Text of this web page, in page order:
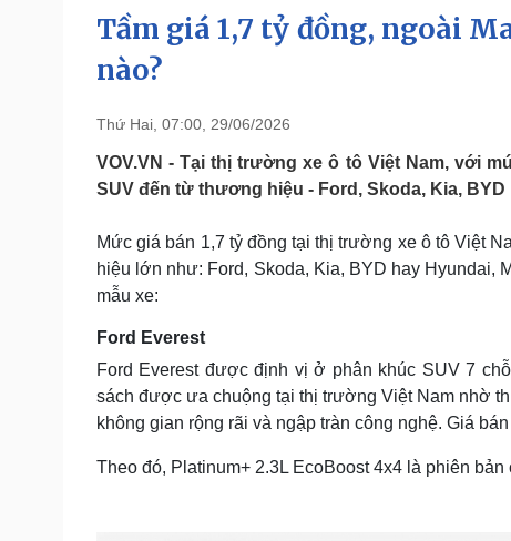
Quốc hội
Nhận diện sự thật
Giáo dục
Dấu ấn VOV
Pháp luật
Tin nóng
Tư vấn luật
Việt Nam
Phân tích
Sức khỏe
Cây thuốc
Nhi khoa
Nam khoa
Làm đẹp - giảm cân
Ăn sạch sống khỏe
Đời sống
Tầm giá 1,7 tỷ đồng, ngoài
nào?
Thứ Hai, 07:00, 29/06/2026
VOV.VN - Tại thị trường xe ô tô Việt Nam, với
SUV đến từ thương hiệu - Ford, Skoda, Kia, BYD
Mức giá bán 1,7 tỷ đồng tại thị trường xe ô tô Việt
hiệu lớn như: Ford, Skoda, Kia, BYD hay Hyundai,
mẫu xe:
Ford Everest
Ford Everest được định vị ở phân khúc SUV 7
sách được ưa chuộng tại thị trường Việt Nam nhờ
không gian rộng rãi và ngập tràn công nghệ. Giá
Theo đó, Platinum+ 2.3L EcoBoost 4x4 là phiên bản